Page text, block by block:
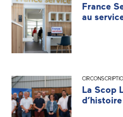
France
au
La Scop